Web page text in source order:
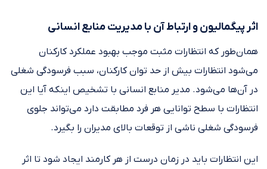
اثر پیگمالیون و ارتباط آن با مدیریت منابع انسانی
همان‌طور که انتظارات مثبت موجب بهبود عملکرد کارکنان
می‌‌شود انتظارات بیش از حد توان کارکنان، سبب فرسودگی شغلی
در آن‌ها می‌شود. مدیر منابع انسانی با تشخیص اینکه آیا این
انتظارات با سطح توانایی هر فرد مطابقت دارد می‌تواند جلوی
فرسودگی شغلی ناشی از توقعات بالای مدیران را بگیرد.
این انتظارات باید در زمان درست از هر کارمند ایجاد شود تا اثر